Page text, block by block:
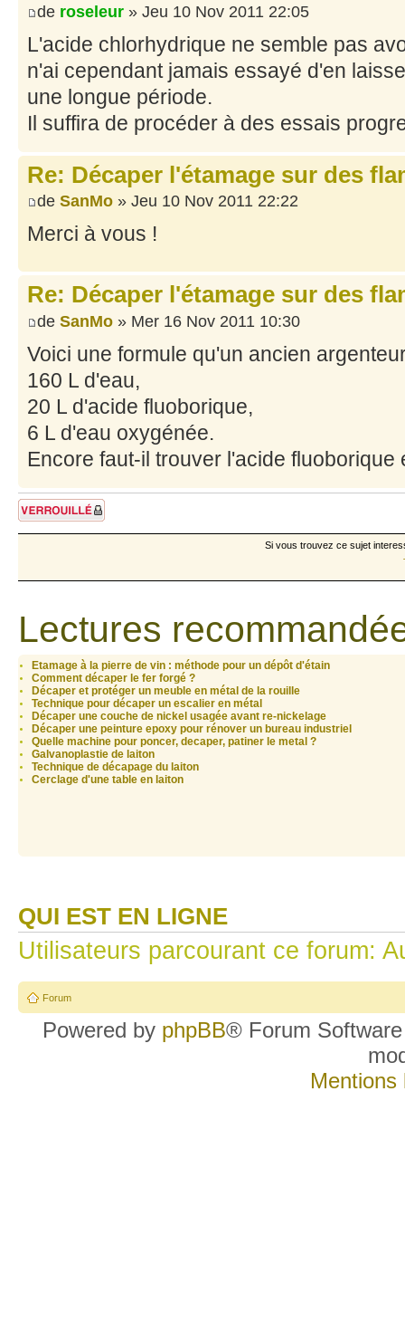
de roseleur » Jeu 10 Nov 2011 22:05
L'acide chlorhydrique ne semble pas
n'ai cependant jamais essayé d'en
une longue période.
Il suffira de procéder à des essais
Re: Décaper l'étamage sur des
de SanMo » Jeu 10 Nov 2011 22:22
Merci à vous !
Re: Décaper l'étamage sur des
de SanMo » Mer 16 Nov 2011 10:30
Voici une formule qu'un ancien
160 L d'eau,
20 L d'acide fluoborique,
6 L d'eau oxygénée.
Encore faut-il trouver l'acide fluoborique
Sujet verrouillé
Si vous trouvez ce sujet
Lectures
Etamage à la pierre de vin : méthode pour un dépôt d'étain
Comment décaper le fer forgé ?
Décaper et protéger un meuble en métal de la rouille
Technique pour décaper un escalier en métal
Décaper une couche de nickel usagée avant re-nickelage
Décaper une peinture epoxy pour rénover un bureau industriel
Quelle machine pour poncer, decaper, patiner le metal ?
Galvanoplastie de laiton
Technique de décapage du laiton
Cerclage d'une table en laiton
QUI EST EN LIGNE
Utilisateurs parcourant ce forum:
Forum
Powered by phpBB® Forum
Mentions